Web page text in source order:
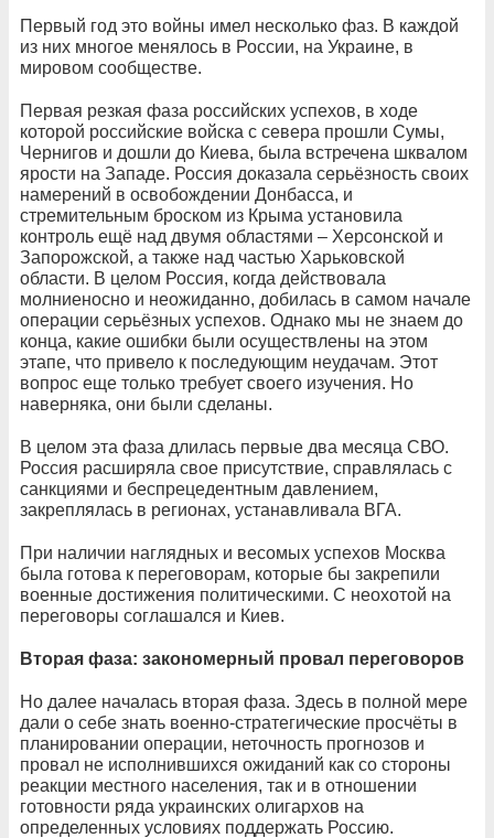
Первый год это войны имел несколько фаз. В каждой
из них многое менялось в России, на Украине, в
мировом сообществе.
Первая резкая фаза российских успехов, в ходе
которой российские войска с севера прошли Сумы,
Чернигов и дошли до Киева, была встречена шквалом
ярости на Западе. Россия доказала серьёзность своих
намерений в освобождении Донбасса, и
стремительным броском из Крыма установила
контроль ещё над двумя областями – Херсонской и
Запорожской, а также над частью Харьковской
области. В целом Россия, когда действовала
молниеносно и неожиданно, добилась в самом начале
операции серьёзных успехов. Однако мы не знаем до
конца, какие ошибки были осуществлены на этом
этапе, что привело к последующим неудачам. Этот
вопрос еще только требует своего изучения. Но
наверняка, они были сделаны.
В целом эта фаза длилась первые два месяца СВО.
Россия расширяла свое присутствие, справлялась с
санкциями и беспрецедентным давлением,
закреплялась в регионах, устанавливала ВГА.
При наличии наглядных и весомых успехов Москва
была готова к переговорам, которые бы закрепили
военные достижения политическими. С неохотой на
переговоры соглашался и Киев.
Вторая фаза: закономерный провал переговоров
Но далее началась вторая фаза. Здесь в полной мере
дали о себе знать военно-стратегические просчёты в
планировании операции, неточность прогнозов и
провал не исполнившихся ожиданий как со стороны
реакции местного населения, так и в отношении
готовности ряда украинских олигархов на
определенных условиях поддержать Россию.